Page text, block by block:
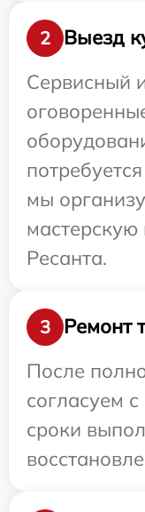
2
Выезд
Сервисный
мы
мастерскую
Ресанта.
3
Ремонт
После
согласуем
сроки